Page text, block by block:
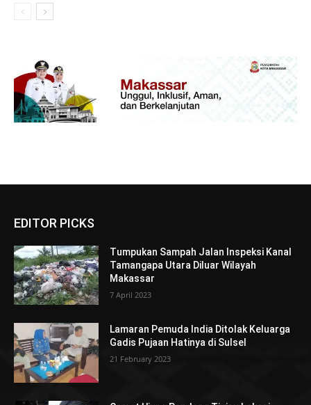
EDITOR PICKS
Tumpukan Sampah Jalan Inspeksi Kanal
Tamangapa Utara Diluar Wilayah
Makassar
7 April 2023
Lamaran Pemuda India Ditolak Keluarga
Gadis Pujaan Hatinya di Sulsel
21 February 2023